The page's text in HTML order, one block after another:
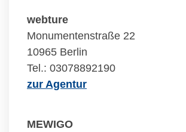
webture
Monumentenstraße 22
10965 Berlin
Tel.: 03078892190
zur Agentur
MEWIGO